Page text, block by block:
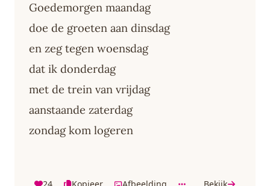
Goedemorgen maandag
doe de groeten aan dinsdag
en zeg tegen woensdag
dat ik donderdag
met de trein van vrijdag
aanstaande zaterdag
zondag kom logeren